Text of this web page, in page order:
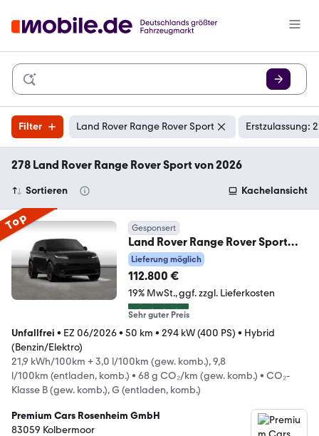
Filter Land Rover Range Rover Sport Erstzulassung:
278 Land Rover Range Rover Sport von 2026
Sortieren Kachelansicht
Top Gesponsert
Land Rover Range Rover Sport
P460e Hybrid Dynamic HSE -22%
Lieferung möglich
112.800 €
19% MwSt. ggf. zzgl. Lieferkosten
Sehr guter Preis
Unfallfrei • EZ 06/2026• 50 km • 294 kW (400 PS) • Hybrid
(Benzin/Elektro)
21,9 kWh/100km + 3,0 l/100km (gew. komb.), 9,8
l/100km (entladen, komb.) • 68 g CO₂/km (gew. komb.) • CO₂-
Klasse B (gew. komb.), G (entladen, komb.)
Premium Cars Rosenheim GmbH
83059 Kolbermoor